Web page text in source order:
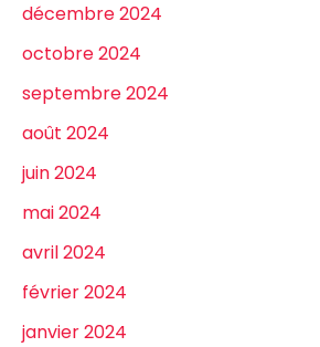
décembre 2024
octobre 2024
septembre 2024
août 2024
juin 2024
mai 2024
avril 2024
février 2024
janvier 2024